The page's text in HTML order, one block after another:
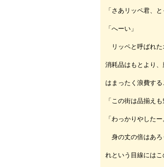
「さあリッペ君、
「へーい」
リッペと呼ばれた
消耗品はもとより
はまったく浪費す
「この街は品揃え
「わっかりやした
身の丈の倍はあろ
れという目線には